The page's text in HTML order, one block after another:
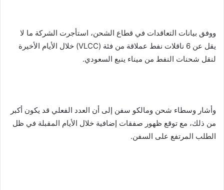
ووفق بيانات التعاقدات في قطاع الشحن، استأجرت الشركة ما لا
يقل عن 6 ناقلات نفط عملاقة من فئة (VLCC) خلال الأيام الأخيرة
لنقل شحنات النفط من ميناء ينبع السعودي.
وأشار وسطاء شحن ومالكو سفن إلى أن العدد الفعلي قد يكون أكبر
من ذلك، مع توقع ظهور صفقات إضافية خلال الأيام المقبلة في ظل
الطلب المرتفع على السفن.